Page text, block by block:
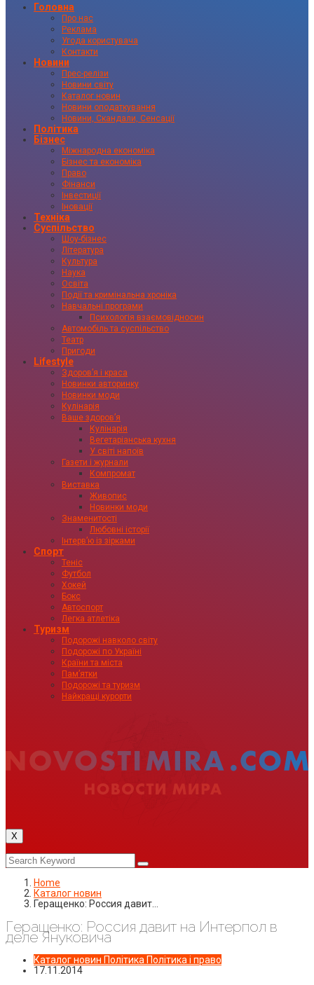
Головна
Про нас
Реклама
Угода користувача
Контакти
Новини
Прес-релізи
Новини світу
Каталог новин
Новини оподаткування
Новини, Скандали, Сенсації
Політика
Бізнес
Міжнародна економіка
Бізнес та економіка
Право
Фінанси
Інвестиції
Іновації
Техніка
Суспільство
Шоу-бізнес
Література
Культура
Наука
Освіта
Події та кримінальна хроніка
Навчальні програми
Психологія взаємовідносин
Автомобіль та суспільство
Театр
Пригоди
Lifestyle
Здоровʼя і краса
Новинки авторинку
Новинки моди
Кулінарія
Ваше здоровʼя
Кулінарія
Вегетаріанська кухня
У світі напоїв
Газети і журнали
Компромат
Виставка
Живопис
Новинки моди
Знаменитості
Любовні історії
Інтервʼю із зірками
Спорт
Теніс
Футбол
Хокей
Бокс
Автоспорт
Легка атлетіка
Туризм
Подорожі навколо світу
Подорожі по Україні
Країни та міста
Пам’ятки
Подорожі та туризм
Найкращі курорти
X
Home
Каталог новин
Геращенко: Россия давит…
Геращенко: Россия давит на Интерпол в
деле Януковича
Каталог новин Політика Політика і право
17.11.2014